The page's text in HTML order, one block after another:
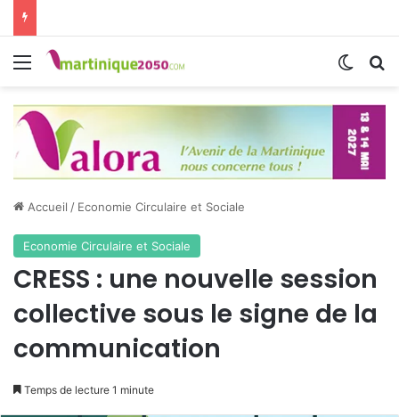
Menu
Accueil / Economie Circulaire et Sociale
Economie Circulaire et Sociale
CRESS : une nouvelle session
collective sous le signe de la
communication
Temps de lecture 1 minute